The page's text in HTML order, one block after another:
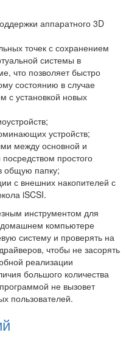
аппаратного 3D
точек с сохранением
системы в
что позволяет быстро
состоянию в случае
с установкой новых
устройств;
между основной и
простого
общую папку;
с внешних накопителей с
iSCSI.
инструментом для
компьютере
систему и проверять на
чтобы не засорять
реализации
большого количества
не вызовет
пользователей.